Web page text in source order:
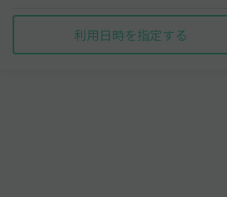
利用日時を指定する